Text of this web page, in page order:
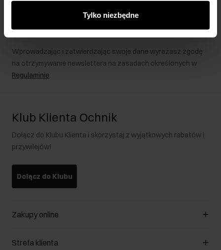
podczas korzystania z ich usług.
Tylko niezbędne
Wprowadzając i zatwierdzając swoje dane wyrażasz zgodę
na otrzymywanie newslettera na zasadach określonych w
Regulaminie.
Klub Klienta Ochnik
Dołącz do Klubu Klienta i skorzystaj z wyjątkowych rabatów i
przywilejów!
Dołącz do Klubu
Zakupy online
Zarządzaj cookies
Strefa klienta